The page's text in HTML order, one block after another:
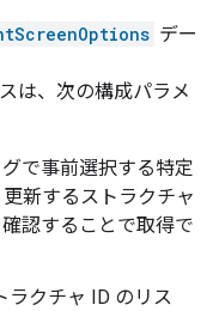
デー
は、次の構成パラメ
で事前選択する特定
新するストラクチャ
認することで取得で
ラクチャ ID のリス